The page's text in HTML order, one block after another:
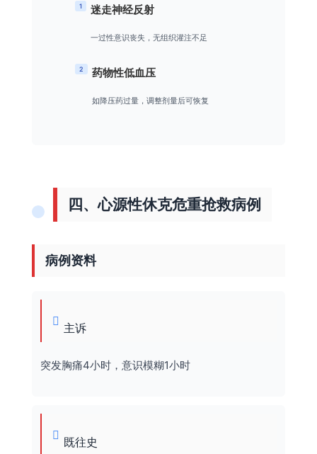
1 迷走神经反射
一过性意识丧失，无组织灌注不足
2 药物性低血压
如降压药过量，调整剂量后可恢复
四、心源性休克危重抢救病例
病例资料
主诉
突发胸痛4小时，意识模糊1小时
既往史